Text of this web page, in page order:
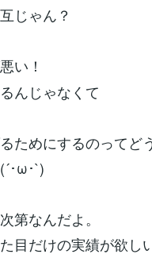
じゃん？
い！
んじゃなくて
ためにするのってど
･ω･`)
第なんだよ。
目だけの実績が欲